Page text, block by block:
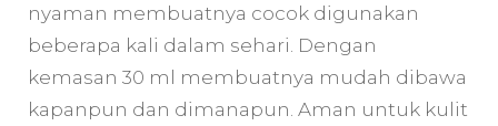
nyaman membuatnya cocok digunakan
beberapa kali dalam sehari. Dengan
kemasan 30 ml membuatnya mudah dibawa
kapanpun dan dimanapun. Aman untuk kulit